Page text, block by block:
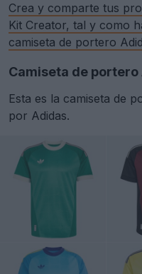
Crea y comparte tus
Kit Creator, tal y como
camiseta de portero
Camiseta de
Esta es la camiseta de
por Adidas.